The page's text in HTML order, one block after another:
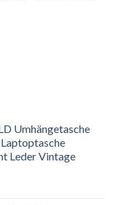
Umhängetasche
Leder Vintage